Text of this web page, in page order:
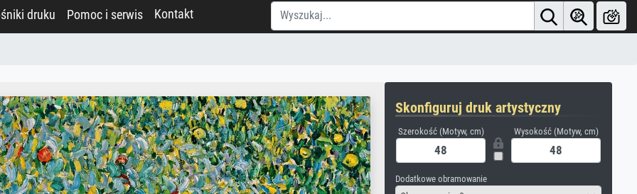
druku Pomoc i serwis Kontakt
Skonfiguruj druk artystyczny
Szerokość (Motyw, cm) Wysokość (Motyw, cm)
Dodatkowe obramowanie